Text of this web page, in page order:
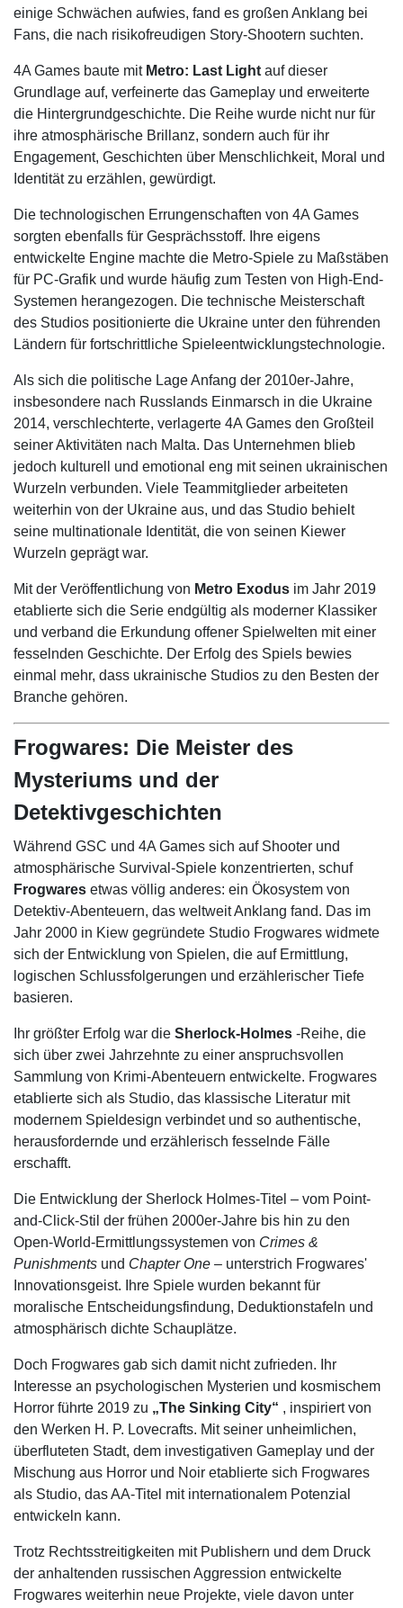
einige Schwächen aufwies, fand es großen Anklang bei
Fans, die nach risikofreudigen Story-Shootern suchten.
4A Games baute mit Metro: Last Light auf dieser
Grundlage auf, verfeinerte das Gameplay und erweiterte
die Hintergrundgeschichte. Die Reihe wurde nicht nur für
ihre atmosphärische Brillanz, sondern auch für ihr
Engagement, Geschichten über Menschlichkeit, Moral und
Identität zu erzählen, gewürdigt.
Die technologischen Errungenschaften von 4A Games
sorgten ebenfalls für Gesprächsstoff. Ihre eigens
entwickelte Engine machte die Metro-Spiele zu Maßstäben
für PC-Grafik und wurde häufig zum Testen von High-End-
Systemen herangezogen. Die technische Meisterschaft
des Studios positionierte die Ukraine unter den führenden
Ländern für fortschrittliche Spieleentwicklungstechnologie.
Als sich die politische Lage Anfang der 2010er-Jahre,
insbesondere nach Russlands Einmarsch in die Ukraine
2014, verschlechterte, verlagerte 4A Games den Großteil
seiner Aktivitäten nach Malta. Das Unternehmen blieb
jedoch kulturell und emotional eng mit seinen ukrainischen
Wurzeln verbunden. Viele Teammitglieder arbeiteten
weiterhin von der Ukraine aus, und das Studio behielt
seine multinationale Identität, die von seinen Kiewer
Wurzeln geprägt war.
Mit der Veröffentlichung von Metro Exodus im Jahr 2019
etablierte sich die Serie endgültig als moderner Klassiker
und verband die Erkundung offener Spielwelten mit einer
fesselnden Geschichte. Der Erfolg des Spiels bewies
einmal mehr, dass ukrainische Studios zu den Besten der
Branche gehören.
Frogwares: Die Meister des
Mysteriums und der
Detektivgeschichten
Während GSC und 4A Games sich auf Shooter und
atmosphärische Survival-Spiele konzentrierten, schuf
Frogwares etwas völlig anderes: ein Ökosystem von
Detektiv-Abenteuern, das weltweit Anklang fand. Das im
Jahr 2000 in Kiew gegründete Studio Frogwares widmete
sich der Entwicklung von Spielen, die auf Ermittlung,
logischen Schlussfolgerungen und erzählerischer Tiefe
basieren.
Ihr größter Erfolg war die Sherlock-Holmes -Reihe, die
sich über zwei Jahrzehnte zu einer anspruchsvollen
Sammlung von Krimi-Abenteuern entwickelte. Frogwares
etablierte sich als Studio, das klassische Literatur mit
modernem Spieldesign verbindet und so authentische,
herausfordernde und erzählerisch fesselnde Fälle
erschafft.
Die Entwicklung der Sherlock Holmes-Titel – vom Point-
and-Click-Stil der frühen 2000er-Jahre bis hin zu den
Open-World-Ermittlungssystemen von Crimes &
Punishments und Chapter One – unterstrich Frogwares'
Innovationsgeist. Ihre Spiele wurden bekannt für
moralische Entscheidungsfindung, Deduktionstafeln und
atmosphärisch dichte Schauplätze.
Doch Frogwares gab sich damit nicht zufrieden. Ihr
Interesse an psychologischen Mysterien und kosmischem
Horror führte 2019 zu „The Sinking City“ , inspiriert von
den Werken H. P. Lovecrafts. Mit seiner unheimlichen,
überfluteten Stadt, dem investigativen Gameplay und der
Mischung aus Horror und Noir etablierte sich Frogwares
als Studio, das AA-Titel mit internationalem Potenzial
entwickeln kann.
Trotz Rechtsstreitigkeiten mit Publishern und dem Druck
der anhaltenden russischen Aggression entwickelte
Frogwares weiterhin neue Projekte, viele davon unter